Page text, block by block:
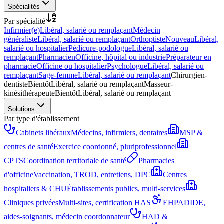
Spécialités
Par spécialité
Infirmier(e)Libéral, salarié ou remplaçantMédecin
généralisteLibéral, salarié ou remplaçantOrthoptisteNouveauLibéral,
salarié ou hospitalierPédicure-podologueLibéral, salarié ou
remplaçantPharmacienOfficine, hôpital ou industriePréparateur en
pharmacieOfficine ou hospitalierPsychologueLibéral, salarié ou
remplaçantSage-femmeLibéral, salarié ou remplaçantChirurgien-
dentisteBientôtLibéral, salarié ou remplaçantMasseur-
kinésithérapeuteBientôtLibéral, salarié ou remplaçant
Solutions
Par type d'établissement
Cabinets libérauxMédecins, infirmiers, dentaires
MSP &
centres de santéExercice coordonné, pluriprofessionnel
CPTSCoordination territoriale de santé
Pharmacies
d'officineVaccination, TROD, entretiens, DPC
Centres
hospitaliers & CHUÉtablissements publics, multi-services
Cliniques privéesMulti-sites, certification HAS EHPADIDE,
aides-soignants, médecin coordonnateur
HAD &